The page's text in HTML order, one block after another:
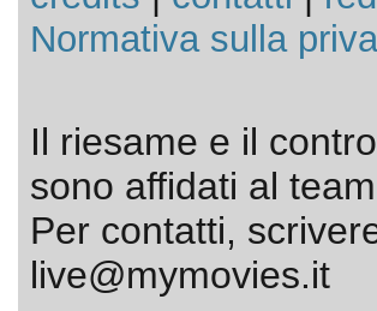
Normativa sulla
Il riesame e il
sono affidati al
Per contatti,
live@mymovies.it